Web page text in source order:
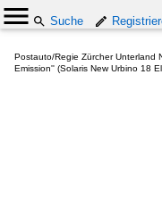
Suche
Postauto/Regie Zürcher Unterland
Emission'' (Solaris New Urbino 18